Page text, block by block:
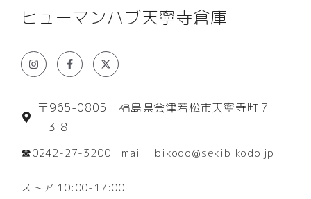
ヒューマンハブ天寧寺倉庫
〒965-0805 福島県会津若松市天寧寺町７
−３８
☎0242-27-3200 mail：bikodo@sekibikodo.jp
ストア 10:00-17:00